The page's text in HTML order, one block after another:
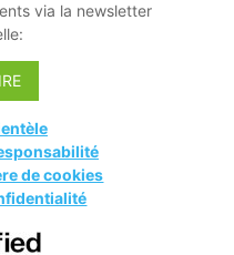
via la newsletter
de cookies